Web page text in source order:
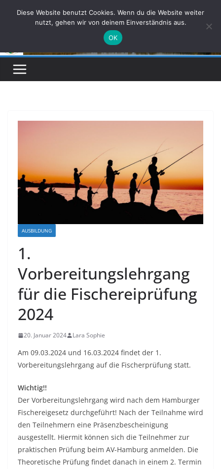
AUSBILDUNG
1.
Vorbereitungslehrgang
für die Fischereiprüfung
2024
20. Januar 2024 Lara Sophie
Am 09.03.2024 und 16.03.2024 findet der 1.
Vorbereitungslehrgang auf die Fischerprüfung statt.
Wichtig!!
Der Vorbereitungslehrgang wird nach dem Hamburger
Fischereigesetz durchgeführt! Nach der Teilnahme wird
den Teilnehmern eine Präsenzbescheinigung
ausgestellt. Hiermit können sich die Teilnehmer zur
praktischen Prüfung beim AV-Hamburg anmelden. Die
Theoretische Prüfung findet danach in einem 2. Termin
Diese Website benutzt Cookies. Wenn du die Website weiter
nutzt, gehen wir von deinem Einverständnis aus.
OK